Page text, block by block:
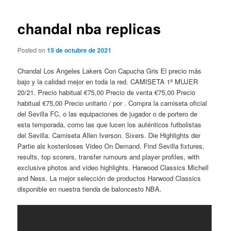
chandal nba replicas
Posted on15 de octubre de 2021
Chandal Los Angeles Lakers Con Capucha Gris El precio más
bajo y la calidad mejor en toda la red. CAMISETA 1ª MUJER
20/21. Precio habitual €75,00 Precio de venta €75,00 Precio
habitual €75,00 Precio unitario / por . Compra la camiseta oficial
del Sevilla FC, o las equipaciones de jugador o de portero de
esta temporada, como las que lucen los auténticos futbolistas
del Sevilla. Camiseta Allen Iverson. Sixers. Die Highlights der
Partie als kostenloses Video On Demand. Find Sevilla fixtures,
results, top scorers, transfer rumours and player profiles, with
exclusive photos and video highlights. Harwood Classics Michell
and Ness. La mejor selección de productos Harwood Classics
disponible en nuestra tienda de baloncesto NBA.